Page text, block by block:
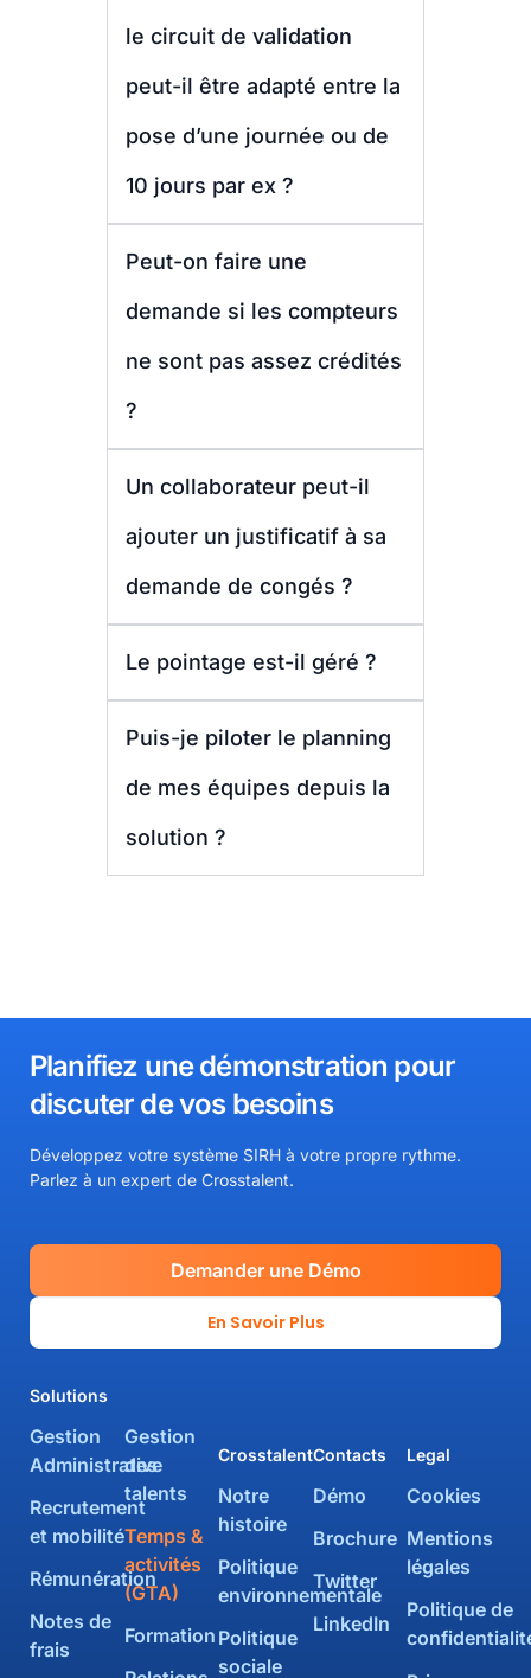
le circuit de validation
peut-il être adapté entre la
pose d’une journée ou de
10 jours par ex ?
Peut-on faire une
demande si les compteurs
ne sont pas assez crédités
?
Un collaborateur peut-il
ajouter un justificatif à sa
demande de congés ?
Le pointage est-il géré ?
Puis-je piloter le planning
de mes équipes depuis la
solution ?
Planifiez une démonstration pour
discuter de vos besoins​
Développez votre système SIRH à votre propre rythme.
Parlez à un expert de Crosstalent.
En Savoir Plus
Demander une Démo
Crosstalent
Notre
histoire
Politique
environnementale
Politique
sociale
Solutions
Gestion
Administrative
Recrutement
et mobilité
Rémunération
Notes de
frais
Gestion
des
talents
Temps &
activités
(GTA)
Formation
Contacts
Démo
Brochure
Twitter
LinkedIn
Legal
Cookies
Mentions
légales
Politique de